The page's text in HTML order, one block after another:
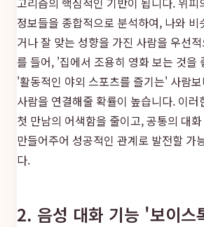
정보들을 종합적으로 분석하여, 나와 비
거나 잘 맞는 성향을 가진 사람을 우선
를 들어, '집에서 조용히 영화 보는 것을
'활동적인 야외 스포츠를 즐기는' 사람
사람을 연결해줄 확률이 높습니다. 이러
첫 만남의 어색함을 줄이고, 공통의 대
만들어주어 성공적인 관계로 발전할 가
다.
2. 음성 대화 기능 '보이스